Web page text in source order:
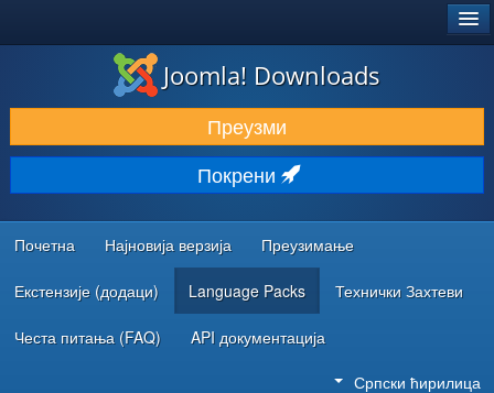
ПРЕУЗИМАЊЕ И ПРОШИРЕЊА (ЕКСТЕНЗИЈЕ)
ОТКРИЈТЕ И НАУЧИТЕ
ЗАЈЕДНИЦА И ПОДРШКА
РЕСУРСИ ЗА РАЗВОЈ
Joomla! Downloads
Преузми
Покрени
Почетна Најновија верзија Преузимање
Екстензије (додаци) Language Packs Технички Захтеви
Честа питања (FAQ) API документација
Српски ћирилица